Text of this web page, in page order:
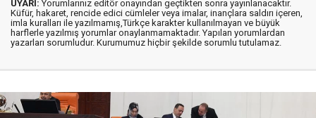
UYARI: Yorumlarınız editör onayından geçtikten sonra yayınlanacaktır.
Küfür, hakaret, rencide edici cümleler veya imalar, inançlara saldırı içeren,
imla kuralları ile yazılmamış,Türkçe karakter kullanılmayan ve büyük
harflerle yazılmış yorumlar onaylanmamaktadır. Yapılan yorumlardan
yazarları sorumludur. Kurumumuz hiçbir şekilde sorumlu tutulamaz.